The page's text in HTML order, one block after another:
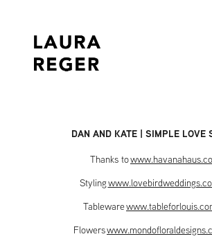
DAN AND KATE | SIMPLE LOVE
Thanks to
Styling
Tableware
Flowers